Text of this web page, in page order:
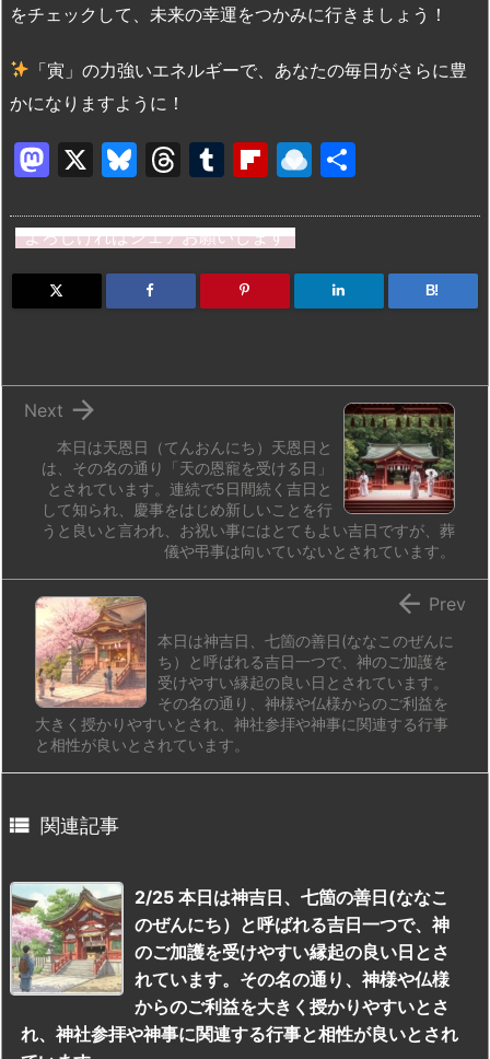
をチェックして、未来の幸運をつかみに行きましょう！
「寅」の力強いエネルギーで、あなたの毎日がさらに豊
かになりますように！
M
st
o
d
X
Bl
e
s
k
T
e
a
d
T
m
bl
r
Fl
b
o
ar
R
n
dr
o
よろしければシェアお願いします
B!
本日は天恩日（てんおんにち）天恩日と
は、その名の通り「天の恩寵を受ける日」
とされています。連続で5日間続く吉日と
して知られ、慶事をはじめ新しいことを行
うと良いと言われ、お祝い事にはとてもよい吉日ですが、葬
儀や弔事は向いていないとされています。

Next
本日は神吉日、七箇の善日(ななこのぜんに
ち）と呼ばれる吉日一つで、神のご加護を
受けやすい縁起の良い日とされています。
その名の通り、神様や仏様からのご利益を
大きく授かりやすいとされ、神社参拝や神事に関連する行事
と相性が良いとされています。
 Prev
 関連記事
2/25 本日は神吉日、七箇の善日(ななこ
のぜんにち）と呼ばれる吉日一つで、神
のご加護を受けやすい縁起の良い日とさ
れています。その名の通り、神様や仏様
からのご利益を大きく授かりやすいとさ
れ、神社参拝や神事に関連する行事と相性が良いとされ